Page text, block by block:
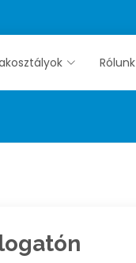
Rólunk